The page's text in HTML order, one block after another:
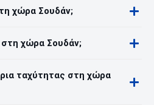
χώρα Σουδάν;
στη χώρα Σουδάν;
ταχύτητας στη χώρα